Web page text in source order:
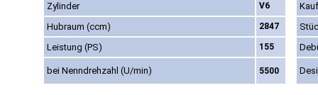
Zylinder V6
Hubraum (ccm)
2847
Leistung (PS)
155
bei Nenndrehzahl (U/min) 5500